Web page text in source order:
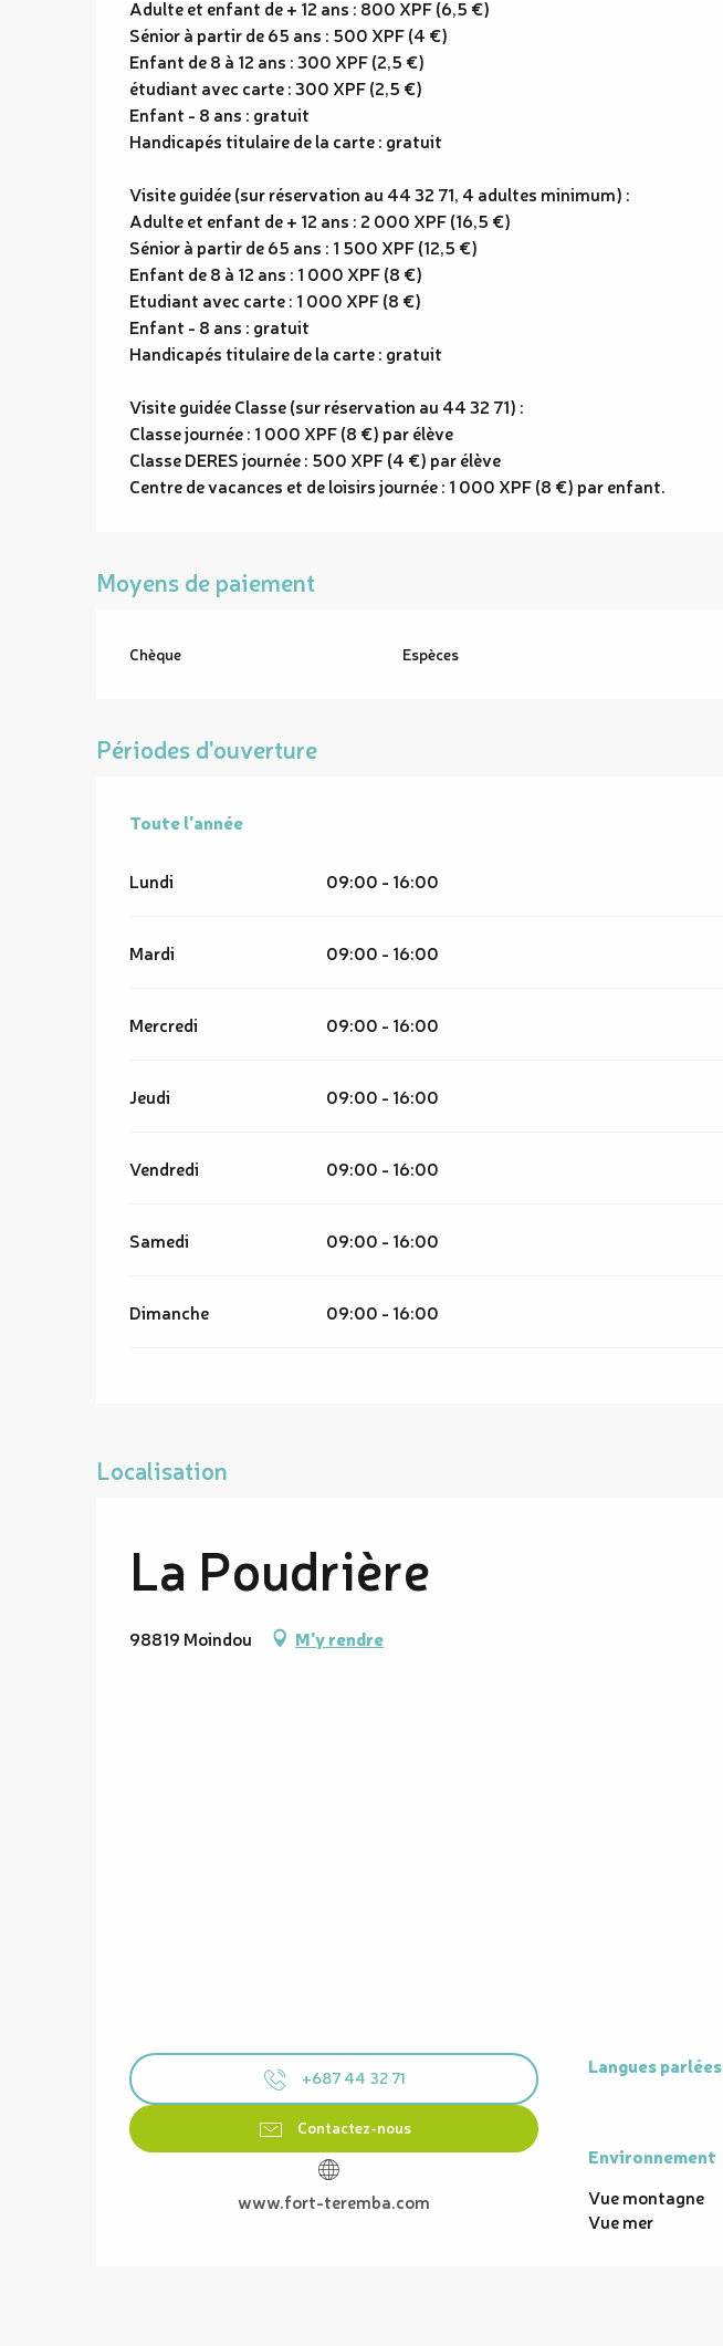
Adulte et enfant de + 12 ans : 800 XPF (6,5 €)
Sénior à partir de 65 ans : 500 XPF (4 €)
Enfant de 8 à 12 ans : 300 XPF (2,5 €)
étudiant avec carte : 300 XPF (2,5 €)
Enfant - 8 ans : gratuit
Handicapés titulaire de la carte : gratuit
Visite guidée (sur réservation au 44 32 71, 4 adultes minimum) :
Adulte et enfant de + 12 ans : 2 000 XPF (16,5 €)
Sénior à partir de 65 ans : 1 500 XPF (12,5 €)
Enfant de 8 à 12 ans : 1 000 XPF (8 €)
Etudiant avec carte : 1 000 XPF (8 €)
Enfant - 8 ans : gratuit
Handicapés titulaire de la carte : gratuit
Visite guidée Classe (sur réservation au 44 32 71) :
Classe journée : 1 000 XPF (8 €) par élève
Classe DERES journée : 500 XPF (4 €) par élève
Centre de vacances et de loisirs journée : 1 000 XPF (8 €) par enfant.
Moyens de paiement
Chèque Espèces
Périodes d'ouverture
Toute l'année
Toute l'année
Lundi 09:00 - 16:00
Mardi 09:00 - 16:00
Mercredi 09:00 - 16:00
Jeudi 09:00 - 16:00
Vendredi 09:00 - 16:00
Samedi 09:00 - 16:00
Dimanche 09:00 - 16:00
Localisation
La Poudrière
98819 Moindou M'y rendre
+687 44 32 71
Contactez-nous
www.fort-teremba.com
Langues parlées
Langues parlées
Environnement
Environnement
Vue montagne
Vue mer